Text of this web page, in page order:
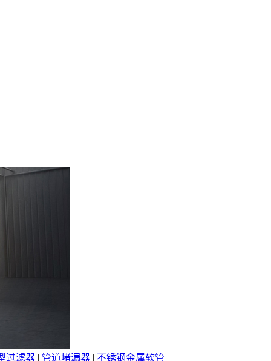
过滤器 | 管道堵漏器 | 不锈钢金属软管 |